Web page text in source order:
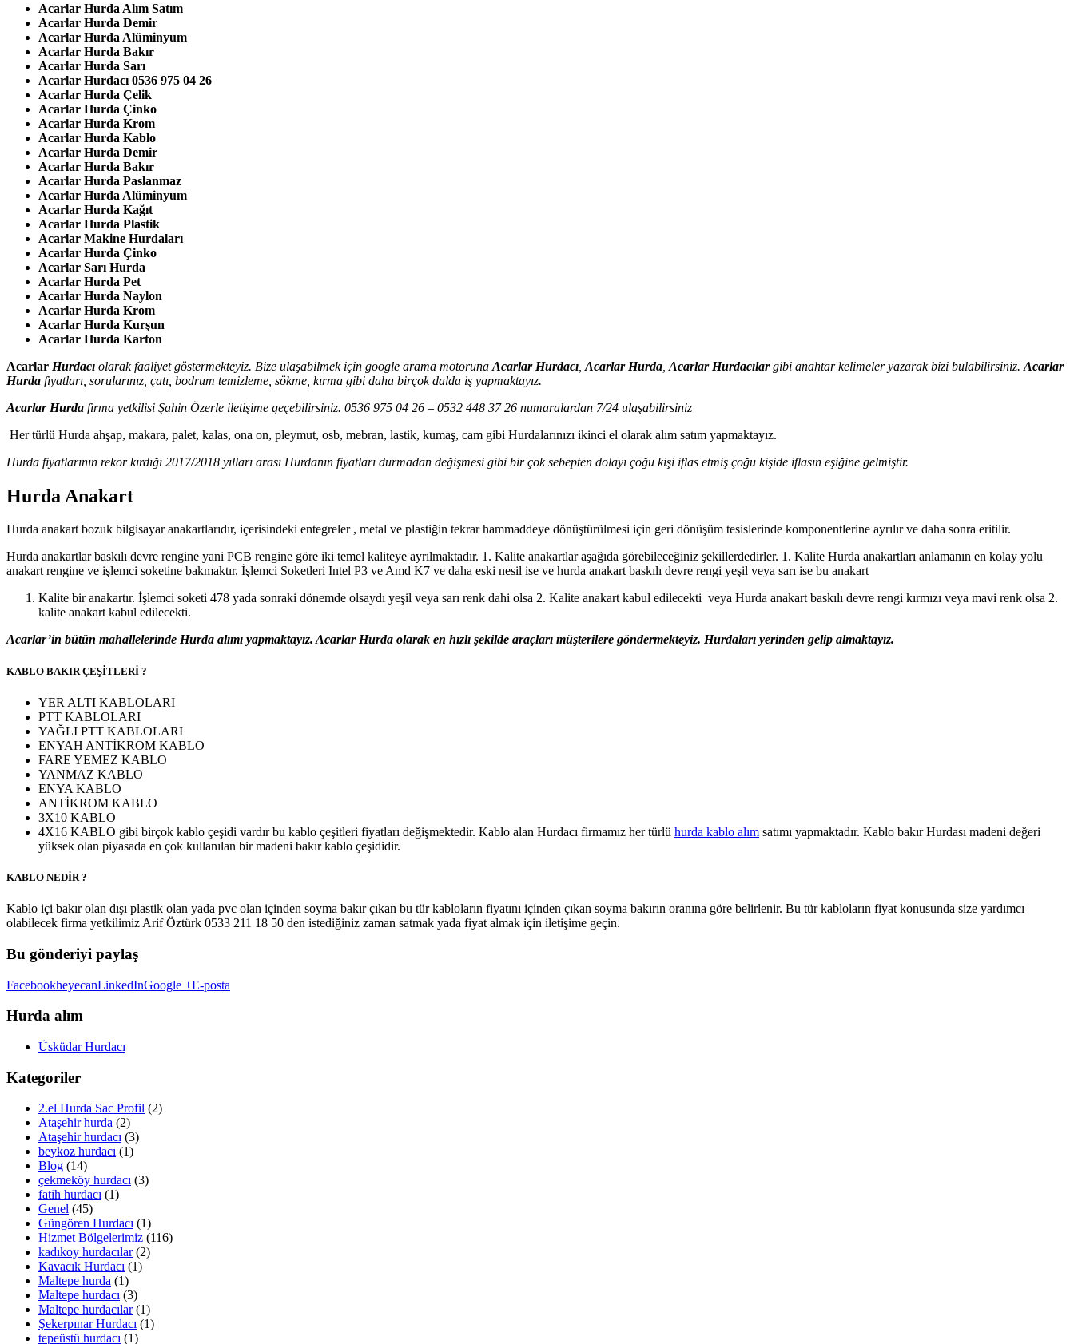
Acarlar Hurda Alım Satım
Acarlar Hurda Demir
Acarlar Hurda Alüminyum
Acarlar Hurda Bakır
Acarlar Hurda Sarı
Acarlar Hurdacı 0536 975 04 26
Acarlar Hurda Çelik
Acarlar Hurda Çinko
Acarlar Hurda Krom
Acarlar Hurda Kablo
Acarlar Hurda Demir
Acarlar Hurda Bakır
Acarlar Hurda Paslanmaz
Acarlar Hurda Alüminyum
Acarlar Hurda Kağıt
Acarlar Hurda Plastik
Acarlar Makine Hurdaları
Acarlar Hurda Çinko
Acarlar Sarı Hurda
Acarlar Hurda Pet
Acarlar Hurda Naylon
Acarlar Hurda Krom
Acarlar Hurda Kurşun
Acarlar Hurda Karton
Acarlar Hurdacı olarak faaliyet göstermekteyiz. Bize ulaşabilmek için google arama motoruna Acarlar Hurdacı Acarlar Hurda Acarlar Hurdacılargibi anahtar kelimeler yazarak bizi bulabilirsiniz. Acarlar
Hurda fiyatları, sorularınız, çatı, bodrum temizleme, sökme, kırma gibi daha birçok dalda iş yapmaktayız.
Acarlar Hurda firma yetkilisi Şahin Özerle iletişime geçebilirsiniz. 0536 975 04 26 – 0532 448 37 26 numaralardan 7/24 ulaşabilirsiniz
Her türlü Hurda ahşap, makara, palet, kalas, ona on, pleymut, osb, mebran, lastik, kumaş, cam gibi Hurdalarınızı ikinci el olarak alım satım yapmaktayız.
Hurda fiyatlarının rekor kırdığı 2017/2018 yılları arası Hurdanın fiyatları durmadan değişmesi gibi bir çok sebepten dolayı çoğu kişi iflas etmiş çoğu kişide iflasın eşiğine gelmiştir.
Hurda Anakart
Hurda anakart bozuk bilgisayar anakartlarıdır, içerisindeki entegreler , metal ve plastiğin tekrar hammaddeye dönüştürülmesi için geri dönüşüm tesislerinde komponentlerine ayrılır ve daha sonra eritilir.
Hurda anakartlar baskılı devre rengine yani PCB rengine göre iki temel kaliteye ayrılmaktadır. 1. Kalite anakartlar aşağıda görebileceğiniz şekillerdedirler. 1. Kalite Hurda anakartları anlamanın en kolay yolu
anakart rengine ve işlemci soketine bakmaktır. İşlemci Soketleri Intel P3 ve Amd K7 ve daha eski nesil ise ve hurda anakart baskılı devre rengi yeşil veya sarı ise bu anakart
Kalite bir anakartır. İşlemci soketi 478 yada sonraki dönemde olsaydı yeşil veya sarı renk dahi olsa 2. Kalite anakart kabul edilecekti veya Hurda anakart baskılı devre rengi kırmızı veya mavi renk olsa 2.
kalite anakart kabul edilecekti.
Acarlar’in bütün mahallelerinde Hurda alımı yapmaktayız. Acarlar Hurda olarak en hızlı şekilde araçları müşterilere göndermekteyiz. Hurdaları yerinden gelip almaktayız.
KABLO BAKIR ÇEŞİTLERİ ?
YER ALTI KABLOLARI
PTT KABLOLARI
YAĞLI PTT KABLOLARI
ENYAH ANTİKROM KABLO
FARE YEMEZ KABLO
YANMAZ KABLO
ENYA KABLO
ANTİKROM KABLO
3X10 KABLO
4X16 KABLO gibi birçok kablo çeşidi vardır bu kablo çeşitleri fiyatları değişmektedir. Kablo alan Hurdacı firmamız her türlü hurda kablo alım satımı yapmaktadır. Kablo bakır Hurdası madeni değeri
yüksek olan piyasada en çok kullanılan bir madeni bakır kablo çeşididir.
KABLO NEDİR ?
Kablo içi bakır olan dışı plastik olan yada pvc olan içinden soyma bakır çıkan bu tür kabloların fiyatını içinden çıkan soyma bakırın oranına göre belirlenir. Bu tür kabloların fiyat konusunda size yardımcı
olabilecek firma yetkilimiz Arif Öztürk 0533 211 18 50 den istediğiniz zaman satmak yada fiyat almak için iletişime geçin.
Bu gönderiyi paylaş
FacebookheyecanLinkedInGoogle +E-posta
Hurda alım
Üsküdar Hurdacı
Kategoriler
2.el Hurda Sac Profil (2)
Ataşehir hurda (2)
Ataşehir hurdacı (3)
beykoz hurdacı (1)
Blog (14)
çekmeköy hurdacı (3)
fatih hurdacı (1)
Genel (45)
Güngören Hurdacı (1)
Hizmet Bölgelerimiz (116)
kadıkoy hurdacılar(2)
Kavacık Hurdacı (1)
Maltepe hurda (1)
Maltepe hurdacı (3)
Maltepe hurdacılar(1)
Şekerpınar Hurdacı (1)
tepeüstü hurdacı (1)